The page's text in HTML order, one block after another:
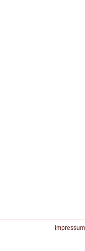
Impressum